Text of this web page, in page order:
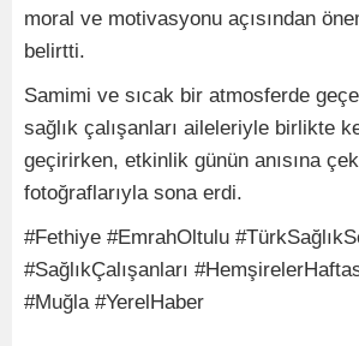
moral ve motivasyonu açısından
belirtti.
Samimi ve sıcak bir atmosferde
sağlık çalışanları aileleriyle birlikte
geçirirken, etkinlik günün anısına
fotoğraflarıyla sona erdi.
#Fethiye #EmrahOltulu
#SağlıkÇalışanları
#Muğla #YerelHaber